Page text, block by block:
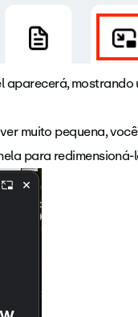
aparecerá,
muito pequena,
para redimensioná-